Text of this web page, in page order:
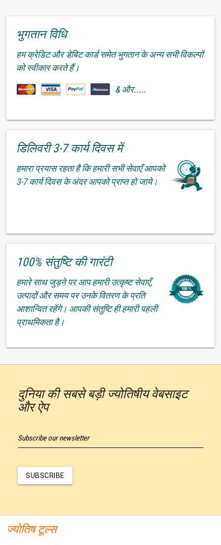
भुगतान विधि
हम क्रेडिट और डेबिट कार्ड समेत भुगतान के अन्य सभी विकल्पों
को स्वीकार करते हैं।
& और.....
डिलिवरी 3-7 कार्य दिवस में
हमारा प्रयास रहता है कि हमारी सभी सेवाएँ आपको
3-7 कार्य दिवस के अंदर आपको प्राप्त हो जाये।
100% संतुष्टि की गारंटी
हमारे साथ जुड़ने पर आप हमारी उत्कृष्ट सेवाएँ,
उत्पादों और समय पर उनके वितरण के प्रति
आशान्वित रहेंगे। आपकी संतुष्टि ही हमारी पहली
प्राथमिकता है।
दुनिया की सबसे बड़ी ज्योतिषीय वेबसाइट
और ऐप
Subscribe our newsletter
SUBSCRIBE
ज्योतिष टूल्स